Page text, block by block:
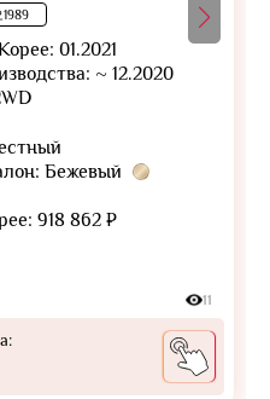
1989
01.2021
~ 12.2020
Бежевый
918 862 ₽
11